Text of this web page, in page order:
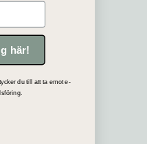
här!
du till att ta emot e-